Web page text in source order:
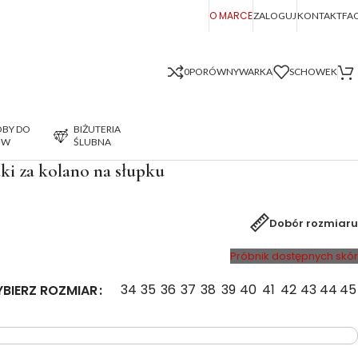
O MARCEZALOGUJKONTAKT
0PORÓWNYWARKA SCHOWEK
DO
BIŻUTERIA
ŚLUBNA
za kolano na słupku
Dobór rozmiaru
Próbnik dostępnych skór
ROZMIAR 34 35 36 37 38 39 40 41 42 43 44 45